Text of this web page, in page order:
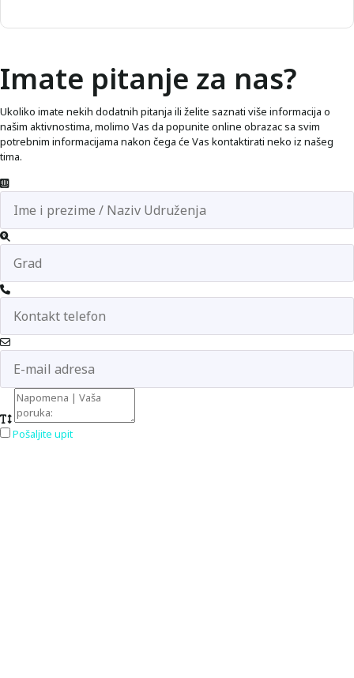
Imate pitanje za nas?
Ukoliko imate nekih dodatnih pitanja ili želite saznati više informacija o
našim aktivnostima, molimo Vas da popunite online obrazac sa svim
potrebnim informacijama nakon čega će Vas kontaktirati neko iz našeg
tima.
Pošaljite upit